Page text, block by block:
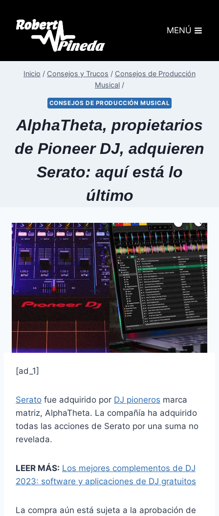
MENÚ
Inicio / Consejos y Trucos / Consejos de Producción
Musical /
CONSEJOS DE PRODUCCIÓN MUSICAL
AlphaTheta, propietarios
de Pioneer DJ, adquieren
Serato: aquí está lo
último
[ad_1]
Serato fue adquirido por DJ pioneros marca
matriz, AlphaTheta. La compañía ha adquirido
todas las acciones de Serato por una suma no
revelada.
LEER MÁS: Los mejores complementos de DJ
2023: software y aplicaciones de DJ gratuitos
La compra aún está sujeta a la aprobación de